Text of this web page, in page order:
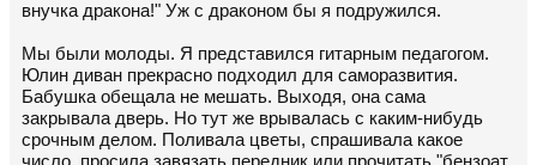
внучка дракона!" Уж с драконом бы я подружился.
Мы были молоды. Я представился гитарным педагогом.
Юлин диван прекрасно подходил для саморазвития.
Бабушка обещала не мешать. Выходя, она сама
закрывала дверь. Но тут же врывалась с каким-нибудь
срочным делом. Поливала цветы, спрашивала какое